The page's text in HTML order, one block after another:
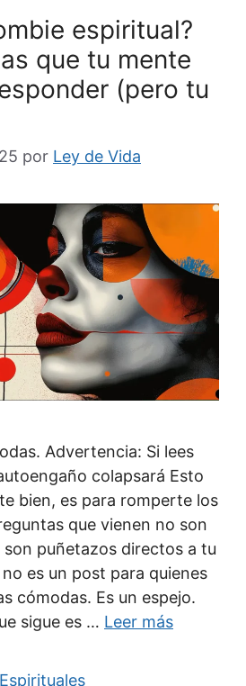
espiritual?
que tu mente
(pero tu
por Ley de Vida
Advertencia: Si lees
colapsará Esto
bien, es para romperte los
que vienen no son
puñetazos directos a tu
es un post para quienes
cómodas. Es un espejo.
sigue es … Leer más